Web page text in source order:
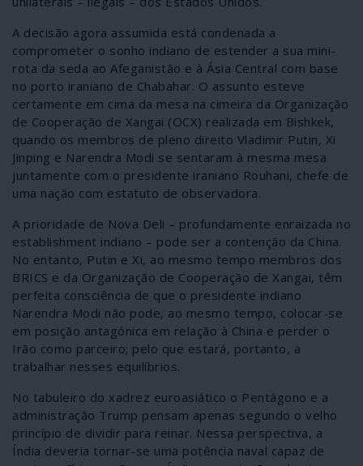
A decisão agora assumida está condenada a
comprometer o sonho indiano de estender a sua mini-
rota da seda ao Afeganistão e à Ásia Central com base
no porto iraniano de Chabahar. O assunto esteve
certamente em cima da mesa na cimeira da Organização
de Cooperação de Xangai (OCX) realizada em Bishkek,
quando os membros de pleno direito Vladimir Putin, Xi
Jinping e Narendra Modi se sentaram à mesma mesa
juntamente com o presidente iraniano Rouhani, chefe de
uma nação com estatuto de observadora.
A prioridade de Nova Deli – profundamente enraizada no
establishment indiano – pode ser a contenção da China.
No entanto, Putin e Xi, ao mesmo tempo membros dos
BRICS e da Organização de Cooperação de Xangai, têm
perfeita consciência de que o presidente indiano
Narendra Modi não pode, ao mesmo tempo, colocar-se
em posição antagónica em relação à China e perder o
Irão como parceiro; pelo que estará, portanto, a
trabalhar nesses equilíbrios.
No tabuleiro do xadrez euroasiático o Pentágono e a
administração Trump pensam apenas segundo o velho
princípio de dividir para reinar. Nessa perspectiva, a
Índia deveria tornar-se uma potência naval capaz de